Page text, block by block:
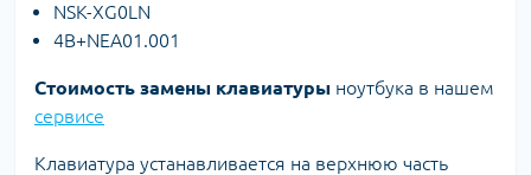
NSK-XG0LN
4B+NEA01.001
Стоимость замены клавиатуры ноутбука в нашем
сервисе
Клавиатура устанавливается на верхнюю часть